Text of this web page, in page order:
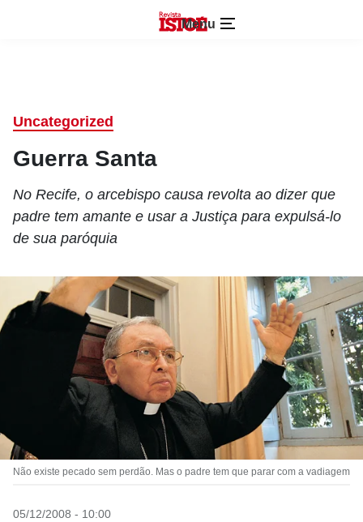
Menu
Uncategorized
Guerra Santa
No Recife, o arcebispo causa revolta ao dizer que
padre tem amante e usar a Justiça para expulsá-lo
de sua paróquia
Não existe pecado sem perdão. Mas o padre tem que parar com a vadiagem
05/12/2008 - 10:00